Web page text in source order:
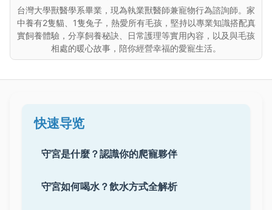
台灣大學獸醫學系畢業，現為執業獸醫師兼寵物行為諮詢師。家
中養有2隻貓、1隻兔子，熱愛所有毛孩，堅持以專業知識搭配真
實飼養體驗，分享飼養秘訣、日常護理等實用內容，以及與毛孩
相處的暖心故事，陪你經營幸福的愛寵生活。
快速导览
守宮是什麼？認識你的爬寵夥伴
守宮如何喝水？飲水方式全解析